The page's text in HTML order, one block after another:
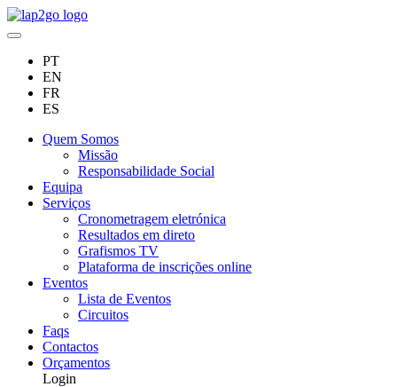
PT
EN
FR
ES
Quem Somos
Missão
Responsabilidade Social
Equipa
Serviços
Cronometragem eletrónica
Resultados em direto
Grafismos TV
Plataforma de inscrições online
Eventos
Lista de Eventos
Circuitos
Faqs
Contactos
Orçamentos
Login